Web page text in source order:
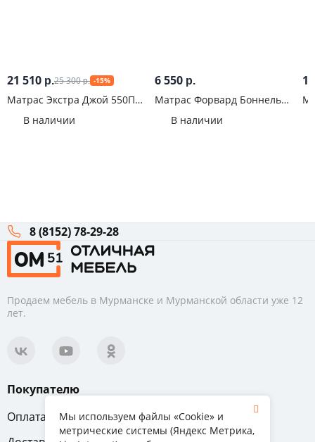
21 510 р.25 300р. -15%
Матрас Экстра Джой 550ПС
В наличии
6 550 р.
Матрас Форвард Боннель
В наличии
8 (8152) 78-29-28
Продаем мебель в Мурманске и Мурманской области уже 12
лет.
Покупателю
Оплата
Вопрос-ответ
Мы используем файлы «Cookie» и
метрические системы (Яндекс Метрика,